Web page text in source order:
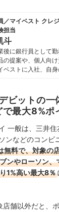
／マイベスト クレ
担当
斗
後に銀行員として
の提案や、個人向
ベストに入社、自
に解説コンテンツ
ァイナンスで借入
載も担当している。
凱斗のプロフィール
ビットの一
で最大8%ポ
一般は、三井
ンなどのコンビ
無料で、対象の
ンやローソン
1%高い最大8％
店舗以外だと、